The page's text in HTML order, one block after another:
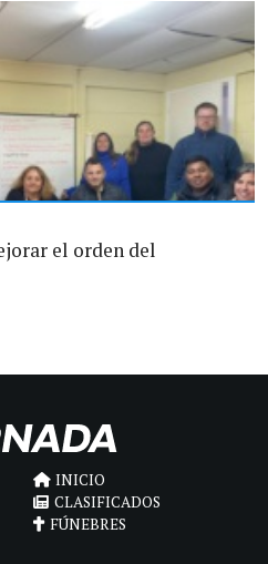
el orden del
INICIO
CLASIFICADOS
FÚNEBRES